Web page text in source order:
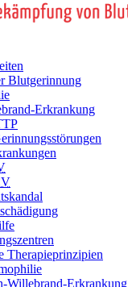
Blutgerinnung
Erkrankung
Therapieprinzipien
Willebrand-Erkrankung